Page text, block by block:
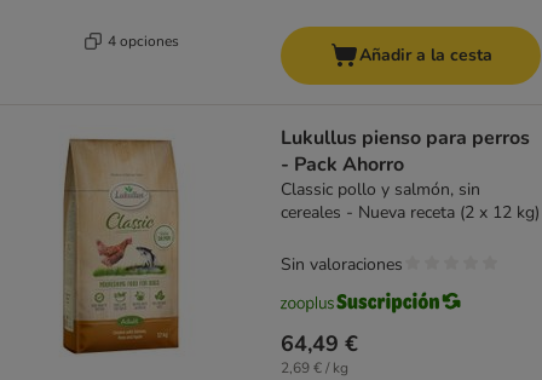
4 opciones
Añadir a la cesta
Lukullus pienso para perros
- Pack Ahorro
Classic pollo y salmón, sin
cereales - Nueva receta (2 x 12 kg)
64,49 €
2,69 € / kg
Sin valoraciones